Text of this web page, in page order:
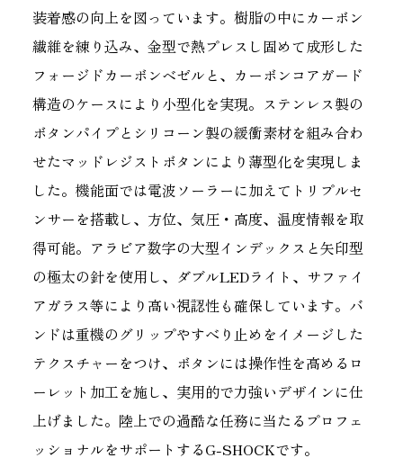
装着感の向上を図っています。樹脂の中にカーボン
繊維を練り込み、金型で熱プレスし固めて成形した
フォージドカーボンベゼルと、カーボンコアガード
構造のケースにより小型化を実現。ステンレス製の
ボタンパイプとシリコーン製の緩衝素材を組み合わ
せたマッドレジストボタンにより薄型化を実現しま
した。機能面では電波ソーラーに加えてトリプルセ
ンサーを搭載し、方位、気圧・高度、温度情報を取
得可能。アラビア数字の大型インデックスと矢印型
の極太の針を使用し、ダブルLEDライト、サファイ
アガラス等により高い視認性も確保しています。バ
ンドは重機のグリップやすべり止めをイメージした
テクスチャーをつけ、ボタンには操作性を高めるロ
ーレット加工を施し、実用的で力強いデザインに仕
上げました。陸上での過酷な任務に当たるプロフェ
ッショナルをサポートするG-SHOCKです。